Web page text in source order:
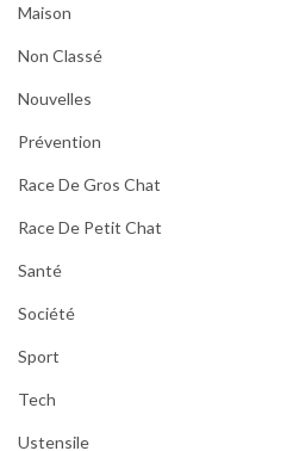
Maison
Non Classé
Nouvelles
Prévention
Race De Gros Chat
Race De Petit Chat
Santé
Société
Sport
Tech
Ustensile